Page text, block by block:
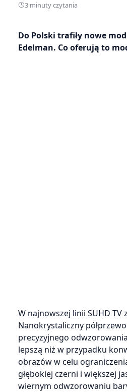
3 minuty czytania
Do Polski trafiły nowe
Edelman. Co oferują to
W najnowszej linii SUHD
Nanokrystaliczny
precyzyjnego
lepszą niż w przypadku
obrazów w celu
głębokiej czerni i większej
wiernym odwzorowaniu